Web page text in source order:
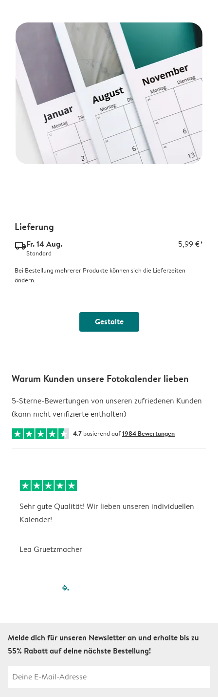
Lieferung
delivery_standard_v2Fr. 14 Aug. 5,99 €*
Standard
Bei Bestellung mehrerer Produkte können sich die Lieferzeiten
ändern.
Gestalte
Warum Kunden unsere Fotokalender lieben
5-Sterne-Bewertungen von unseren zufriedenen Kunden
(kann nicht verifizierte enthalten)
4.7 basierend auf1984 Bewertungen
Sehr gute Qualität! Wir lieben unseren individuellen
Kalender!
Lea Gruetzmacher
filled-pagination
Melde dich für unseren Newsletter an und erhalte bis zu
55% Rabatt auf deine nächste Bestellung!